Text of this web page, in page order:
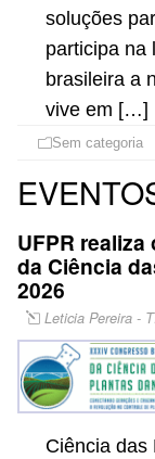
soluções
participa na
brasileira a
vive em […]
Sem categoria
UFPR
da Ciência
2026
Leticia Pereira -
Ciência das